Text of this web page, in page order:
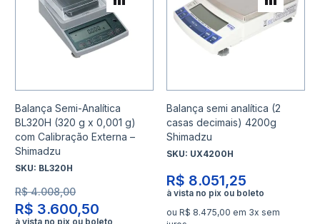
Balança Semi-Analítica
BL320H (320 g x 0,001 g)
com Calibração Externa –
Shimadzu
SKU: BL320H
R$ 3.600,50
R$ 4.008,00
Adicionar para Comparar
Balança semi analítica (2
casas decimais) 4200g
Shimadzu
SKU: UX4200H
R$ 8.051,25
ou R$ 8.475,00 em 3x sem